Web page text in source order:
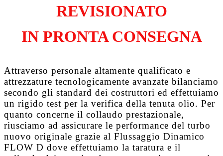
REVISIONATO
IN PRONTA CONSEGNA
Attraverso personale altamente qualificato e
attrezzature tecnologicamente avanzate bilanciamo
secondo gli standard dei costruttori ed effettuiamo
un rigido test per la verifica della tenuta olio. Per
quanto concerne il collaudo prestazionale,
riusciamo ad assicurare le performance del turbo
nuovo originale grazie al Flussaggio Dinamico
FLOW D dove effettuiamo la taratura e il